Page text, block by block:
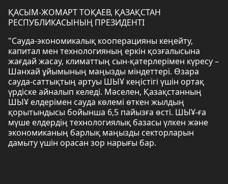
ҚАСЫМ-ЖОМАРТ ТОҚАЕВ, ҚАЗАҚСТАН
РЕСПУБЛИКАСЫНЫҢ ПРЕЗИДЕНТІ
"Сауда-экономикалық кооперацияны кеңейту,
капитал мен технологияның еркін қозғалысына
жағдай жасау, климаттың сын-қатерлерімен күресу –
Шанхай ұйымының маңызды міндеттері. Өзара
сауда-саттықтың артуы ШЫҰ кеңістігі үшін ортақ
үрдіске айналып келеді. Мәселен, Қазақстанның
ШЫҰ елдерімен сауда көлемі өткен жылдың
қорытындысы бойынша 6,5 пайызға өсті. ШЫҰ-ға
мүше елдердің технологиялық базасы үлкен және
экономиканың барлық маңызды секторларын
дамыту үшін орасан зор нарығы бар.